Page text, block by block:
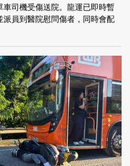
司機受傷送院。龍運已即時暫
派員到醫院慰問傷者，同時會配